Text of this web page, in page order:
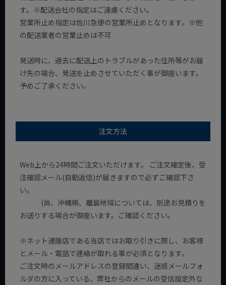
す。※配送会社の指定はご遠慮ください。
営業所止め指定は佐川急便の営業所止めとなります。※他
の配送業者の営業止めは不可
発送時に、過去に配送上のトラブルがあった住所等がお届
け先の場合、発送を止めさせていただく事が御座います。
予めご了承ください。
注文方法
Web上から24時間ご注文いただけます。 ご注文確定後、受
注確認メール(自動返信)が届きますので必ずご確認下さ
い。
(尚、沖縄県、離島地域については、別途お見積りを
お送りする場合が御座います。ご確認ください。
※ネット通販店である当店ではお取り引きに際し、お客様
とメール・電話で連絡が取れる事が必須となります。
ご注文時のメールアドレスの登録間違い、迷惑メールフォ
ルダの方に入っている、弊社からのメールの受信設定外な